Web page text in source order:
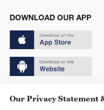
DOWNLOAD OUR APP
Our Privacy Statement